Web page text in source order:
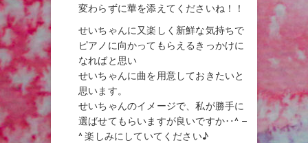
変わらずに華を添えてくださいね！！
せいちゃんに又楽しく新鮮な気持ちで
ピアノに向かってもらえるきっかけに
なればと思い
せいちゃんに曲を用意しておきたいと
思います。
せいちゃんのイメージで、私が勝手に
選ばせてもらいますが良いですか‥^ –
^ 楽しみにしていてください♪